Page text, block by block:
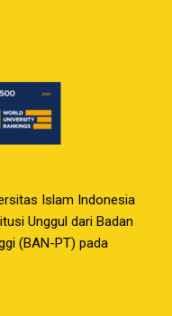
Islam Indonesia
Unggul dari Badan
(BAN-PT) pada